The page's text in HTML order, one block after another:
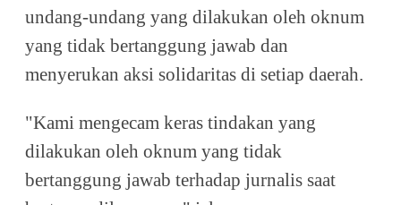
undang-undang yang dilakukan oleh oknum
yang tidak bertanggung jawab dan
menyerukan aksi solidaritas di setiap daerah.
"Kami mengecam keras tindakan yang
dilakukan oleh oknum yang tidak
bertanggung jawab terhadap jurnalis saat